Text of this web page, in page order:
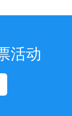
活动